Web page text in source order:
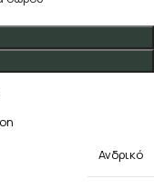
Ανδρικό